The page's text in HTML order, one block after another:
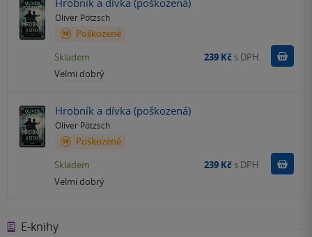
Hrobník a dívka (poškozená)
Oliver Pötzsch
Poškozené
Velmi dobrý
Skladem 239 Kč s DPH
Hrobník a dívka (poškozená)
Oliver Pötzsch
Poškozené
Velmi dobrý
Skladem 239 Kč s DPH
E-knihy